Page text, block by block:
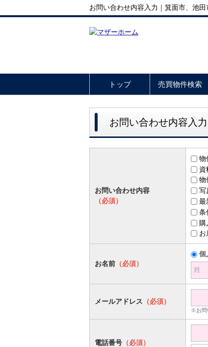
お問い合わせ内容入力｜箕面市、
トップ 売買物件検索
お問い合わせ内容入力
お問い合わせ内容
（必須）
物
資
物
写
最
条
購
お
お名前 （必須）
個
姓
メールアドレス （必須）
※お問
電話番号 （必須）